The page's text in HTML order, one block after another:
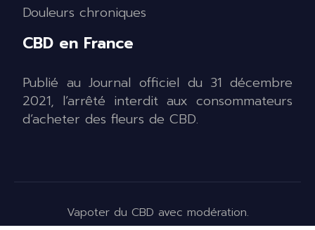
Douleurs chroniques
CBD en France
Publié au Journal officiel du 31 décembre
2021, l’arrêté interdit aux consommateurs
d’acheter des fleurs de CBD.
Vapoter du CBD avec modération.